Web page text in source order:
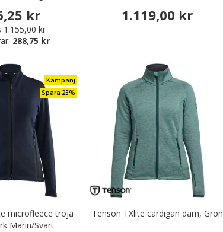
kr
1.155,00 kr
288,75 kr
1.119,00 kr
Kampanj
Spara 25%
microfleece tröja
Marin/Svart
Tenson TXlite cardigan dam, Grön